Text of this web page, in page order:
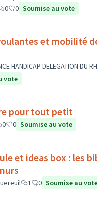
0 0 Soumise au vote
et mobilité
HANDICAP DELEGATION DU
vote
pour tout petit
0 0 Soumise au vote
et ideas box : les
1 0 Soumise au